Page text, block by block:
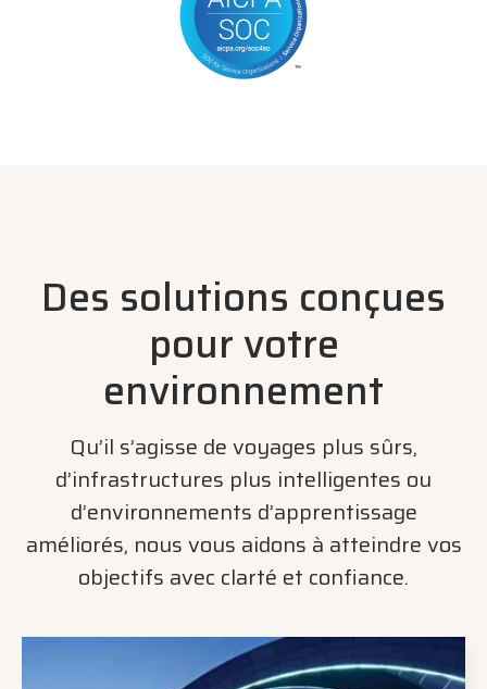
Des solutions conçues
pour votre
environnement
Qu’il s’agisse de voyages plus sûrs,
d’infrastructures plus intelligentes ou
d’environnements d’apprentissage
améliorés, nous vous aidons à atteindre vos
objectifs avec clarté et confiance.